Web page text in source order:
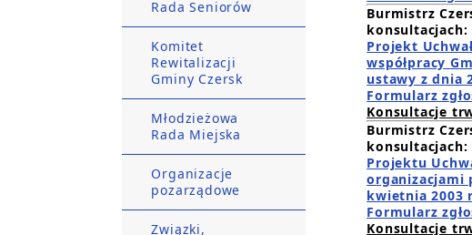
Rada Seniorów
Komitet
Rewitalizacji
Gminy Czersk
Młodzieżowa
Rada Miejska
Organizacje
pozarządowe
Związki,
Burmistrz
konsultacjach:
Projekt
współpracy
ustawy z dnia
Formularz
Konsultacje
Burmistrz
konsultacjach:
Projektu
organizacjami
kwietnia 2003
Formularz
Konsultacje